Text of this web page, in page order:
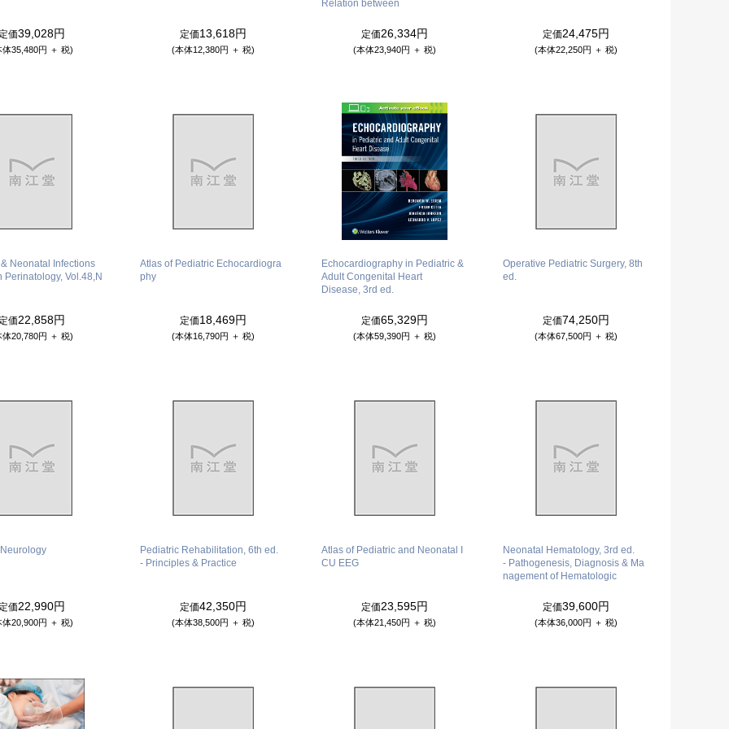
定価39,028円
体35,480円 ＋ 税)
定価13,618円
(本体12,380円 ＋ 税)
Relation between
定価26,334円
(本体23,940円 ＋ 税)
定価24,475円
(本体22,250円 ＋ 税)
Neonatal Infections
Perinatology, Vol.48,N
定価22,858円
体20,780円 ＋ 税)
Atlas of Pediatric Echocardiogra
phy
定価18,469円
(本体16,790円 ＋ 税)
Echocardiography in Pediatric &
Adult Congenital Heart
Disease, 3rd ed.
定価65,329円
(本体59,390円 ＋ 税)
Operative Pediatric Surgery, 8th
ed.
定価74,250円
(本体67,500円 ＋ 税)
定価22,990円
体20,900円 ＋ 税)
Pediatric Rehabilitation, 6th ed.
- Principles & Practice
定価42,350円
(本体38,500円 ＋ 税)
Atlas of Pediatric and Neonatal I
CU EEG
定価23,595円
(本体21,450円 ＋ 税)
Neonatal Hematology, 3rd ed.
- Pathogenesis, Diagnosis & Ma
nagement of Hematologic
定価39,600円
(本体36,000円 ＋ 税)